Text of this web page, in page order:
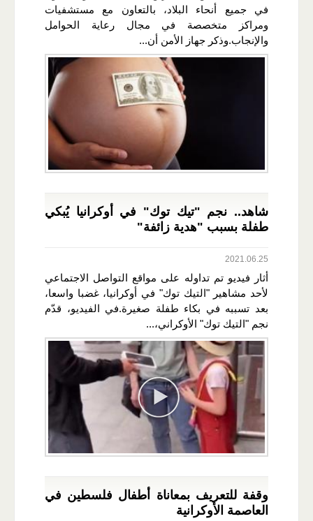
في جميع أنحاء البلاد، بالتعاون مع مستشفيات
ومراكز متخصصة في مجال رعاية الحوامل
والإنجاب.وذكر جهاز الأمن أن...
شاهد.. نجم "تيك توك" في أوكرانيا يُبكي
طفلة بسبب "هدية زائفة"
2021.06.25
أثار فيديو تم تداوله على مواقع التواصل الاجتماعي
لأحد مشاهير "التيك توك" في أوكرانيا، غضبا واسعا،
بعد تسببه في بكاء طفلة صغيرة.في الفيديو، قدّم
نجم "التيك توك" الأوكراني،...
وقفة للتعريف بمعاناة أطفال فلسطين في
العاصمة الأوكرانية